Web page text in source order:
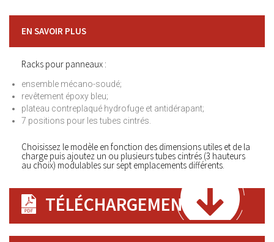
EN SAVOIR PLUS
Racks pour panneaux :
ensemble mécano-soudé;
revêtement époxy bleu;
plateau contreplaqué hydrofuge et antidérapant;
7 positions pour les tubes cintrés.
Choisissez le modèle en fonction des dimensions utiles et de la
charge puis ajoutez un ou plusieurs tubes cintrés (3 hauteurs
au choix) modulables sur sept emplacements différents.
TÉLÉCHARGEMENT